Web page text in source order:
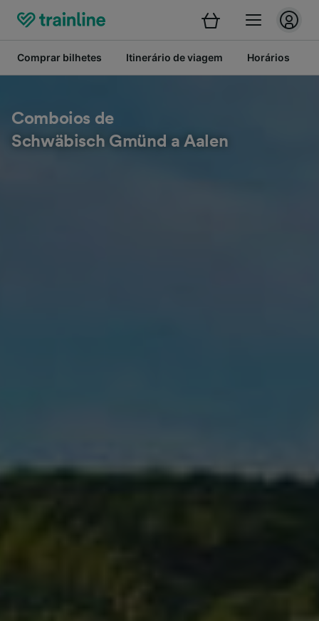
Comprar bilhetes Itinerário de viagem Horários
Comboios de
Schwäbisch Gmünd a Aalen